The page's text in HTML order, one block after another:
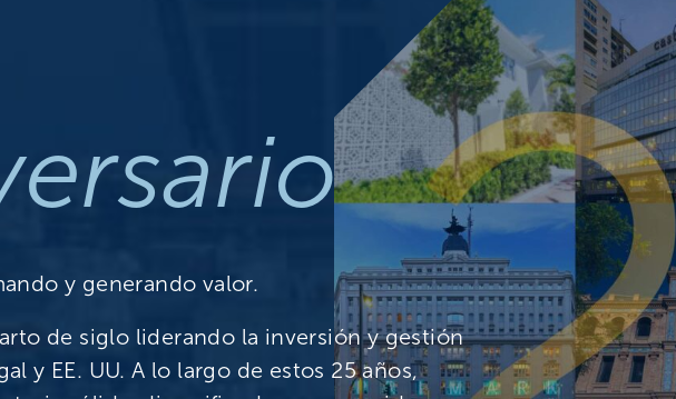
y generando valor.
de siglo liderando la inversión y gestión
y EE. UU. A lo largo de estos 25 años,